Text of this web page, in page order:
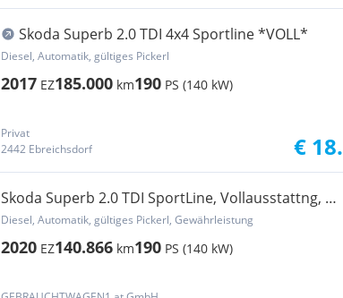
Skoda Superb 2.0 TDI 4x4 Sportline *VOLL*
Diesel, Automatik, gültiges Pickerl
2017 EZ185.000 km190 PS (140 kW)
Privat
2442 Ebreichsdorf
€
Skoda Superb 2.0 TDI SportLine, Vollausstattng, +
DSG...
Diesel, Automatik, gültiges Pickerl, Gewährleistung
2020 EZ140.866 km190 PS (140 kW)